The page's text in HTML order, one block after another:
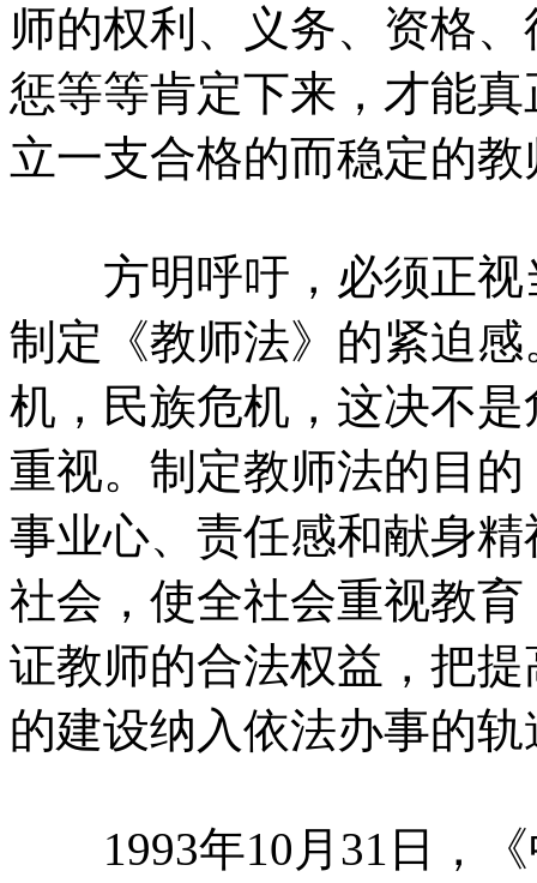
师的权利、义务、资格
惩等等肯定下来，才能
立一支合格的而稳定的教
方明呼吁，必须正视
制定《教师法》的紧迫
机，民族危机，这决不
重视。制定教师法的目
事业心、责任感和献身
社会，使全社会重视教
证教师的合法权益，把
的建设纳入依法办事的轨
1993年10月31日，《